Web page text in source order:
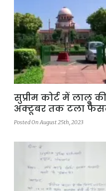
सुप्रीम कोर्ट में लालू
अक्टूबर तक टला
Posted On August 25th, 2023